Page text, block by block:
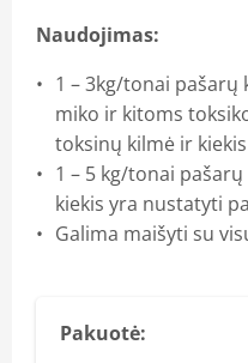
Naudojimas:
1 – 3kg/tonai
miko ir kitoms
toksinų kilmė ir kiekis
1 – 5 kg/tonai
kiekis yra nustatyti
Galima maišyti su
Pakuotė: